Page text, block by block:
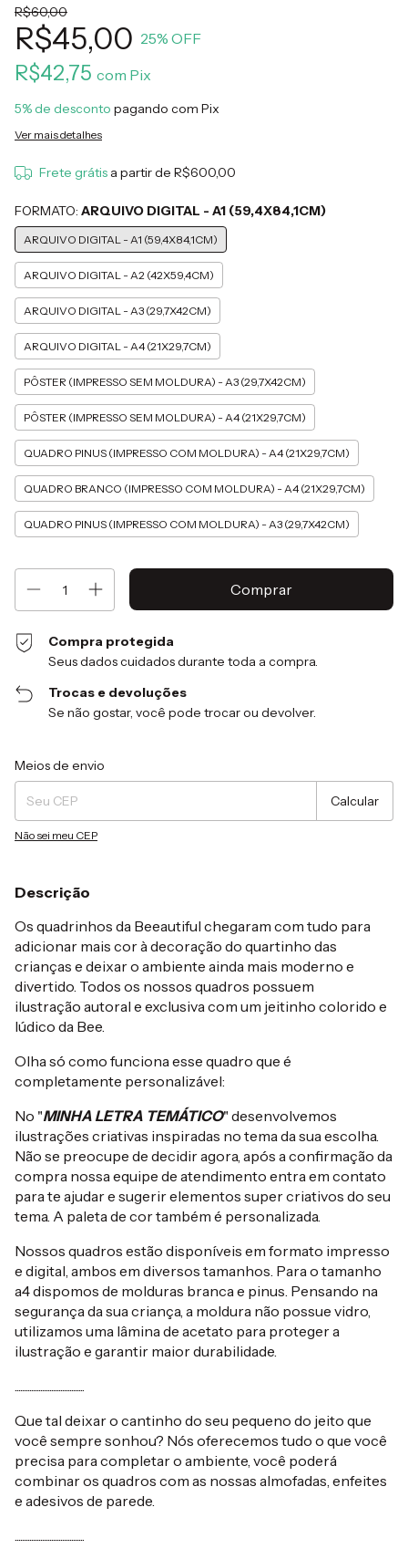
R$60,00
R$45,00 25% OFF
R$42,75 com Pix
5% de desconto pagando com Pix
Ver mais detalhes
Frete grátis a partir de R$600,00
FORMATO: ARQUIVO DIGITAL - A1 (59,4X84,1CM)
ARQUIVO DIGITAL - A1 (59,4X84,1CM)
ARQUIVO DIGITAL - A2 (42X59,4CM)
ARQUIVO DIGITAL - A3 (29,7X42CM)
ARQUIVO DIGITAL - A4 (21X29,7CM)
PÔSTER (IMPRESSO SEM MOLDURA) - A3 (29,7X42CM)
PÔSTER (IMPRESSO SEM MOLDURA) - A4 (21X29,7CM)
QUADRO PINUS (IMPRESSO COM MOLDURA) - A4 (21X29,7CM)
QUADRO BRANCO (IMPRESSO COM MOLDURA) - A4 (21X29,7CM)
QUADRO PINUS (IMPRESSO COM MOLDURA) - A3 (29,7X42CM)
Compra protegida
Seus dados cuidados durante toda a compra.
Trocas e devoluções
Se não gostar, você pode trocar ou devolver.
Entregas para o CEP:
Meios de envio
Calcular
Não sei meu CEP
Descrição
Os quadrinhos da Beeautiful chegaram com tudo para
adicionar mais cor à decoração do quartinho das
crianças e deixar o ambiente ainda mais moderno e
divertido. Todos os nossos quadros possuem
ilustração autoral e exclusiva com um jeitinho colorido e
lúdico da Bee.
Olha só como funciona esse quadro que é
completamente personalizável:
No "MINHA LETRA TEMÁTICO" desenvolvemos
ilustrações criativas inspiradas no tema da sua escolha.
Não se preocupe de decidir agora, após a confirmação da
compra nossa equipe de atendimento entra em contato
para te ajudar e sugerir elementos super criativos do seu
tema. A paleta de cor também é personalizada.
Nossos quadros estão disponíveis em formato impresso
e digital, ambos em diversos tamanhos. Para o tamanho
a4 dispomos de molduras branca e pinus. Pensando na
segurança da sua criança, a moldura não possue vidro,
utilizamos uma lâmina de acetato para proteger a
ilustração e garantir maior durabilidade.
......................................
Que tal deixar o cantinho do seu pequeno do jeito que
você sempre sonhou? Nós oferecemos tudo o que você
precisa para completar o ambiente, você poderá
combinar os quadros com as nossas almofadas, enfeites
e adesivos de parede.
......................................